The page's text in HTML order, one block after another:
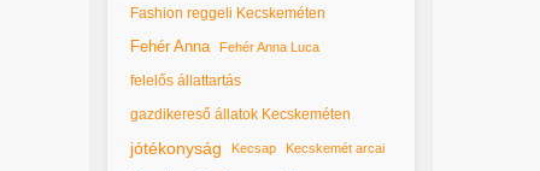
Fashion reggeli Kecskeméten
Fehér Anna Fehér Anna Luca
felelős állattartás
gazdikereső állatok Kecskeméten
jótékonyság Kecsap Kecskemét arcai